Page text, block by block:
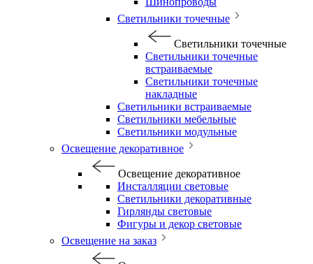
Светильники точечные
Светильники точечные
Светильники точечные
встраиваемые
Светильники точечные
накладные
Светильники встраиваемые
Светильники мебельные
Светильники модульные
Освещение декоративное
Освещение декоративное
Инсталляции световые
Светильники декоративные
Гирлянды световые
Фигуры и декор световые
Освещение на заказ